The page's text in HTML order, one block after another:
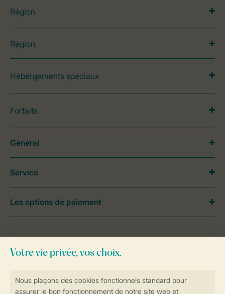
Région
Région
Hébergements spéciaux
Forfaits
contactez notreContact Center.
Général
Service
Les options de paiement